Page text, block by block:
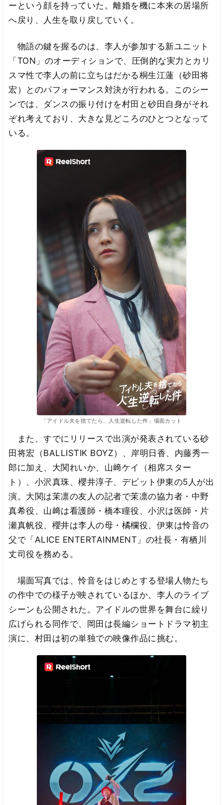
ーという顔を持っていた。離婚を機に本来の居場所
へ戻り、人生を取り戻していく。
物語の鍵を握るのは、李人が参加する新ユニット
「TON」のオーディションで、圧倒的な実力とカリ
スマ性で李人の前に立ちはだかる桐生江蓮（砂田将
宏）とのパフォーマンス対決が行われる。このシー
ンでは、ダンスの振り付けを村田と砂田自身がそれ
ぞれ考えており、大きな見どころのひとつとなって
いる。
「アイドル夫を捨てたら、人生逆転した件」場面カット
また、すでにリリースで出演が発表されている砂
田将宏（BALLISTIK BOYZ）、岸明日香、内藤秀一
郎に加え、大関れいか、山﨑ケイ（相席スター
ト）、小沢真珠、櫻井淳子、デビット伊東の5人が出
演。大関は茉凛の友人の記者で茉凛の協力者・中野
真希役、山﨑は看護師・橋本瞳役、小沢は医師・片
瀬真帆役、櫻井は李人の母・橘欄役、伊東は怜音の
父で「ALICE ENTERTAINMENT」の社長・有栖川
丈司役を務める。
場面写真では、怜音をはじめとする登場人物たち
の作中での様子が映されているほか、李人のライブ
シーンも公開された。アイドルの世界を舞台に繰り
広げられる同作で、岡田は長編ショートドラマ初主
演に、村田は初の単独での映像作品に挑む。